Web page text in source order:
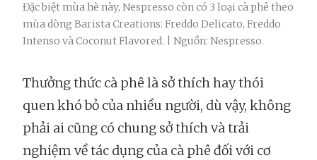
Đặc biệt mùa hè này, Nespresso còn có 3 loại cà phê theo
mùa dòng Barista Creations: Freddo Delicato, Freddo
Intenso và Coconut Flavored. | Nguồn: Nespresso.
Thưởng thức cà phê là sở thích hay thói
quen khó bỏ của nhiều người, dù vậy, không
phải ai cũng có chung sở thích và trải
nghiệm về tác dụng của cà phê đối với cơ